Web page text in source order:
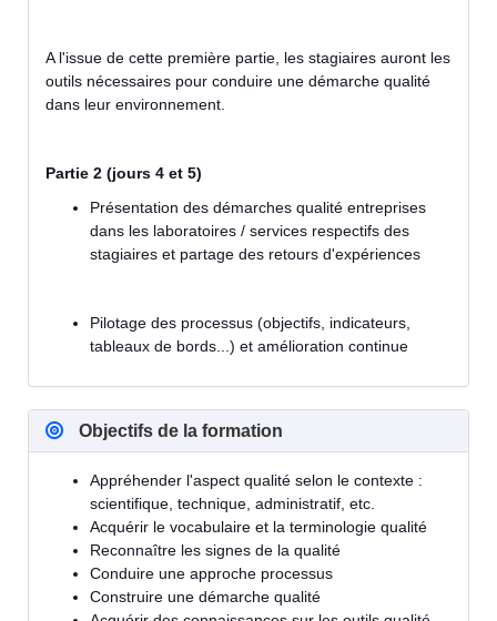
A l'issue de cette première partie, les stagiaires auront les
outils nécessaires pour conduire une démarche qualité
dans leur environnement.
Partie 2 (jours 4 et 5)
Présentation des démarches qualité entreprises
dans les laboratoires / services respectifs des
stagiaires et partage des retours d'expériences
Pilotage des processus (objectifs, indicateurs,
tableaux de bords...) et amélioration continue
Objectifs de la formation
Appréhender l'aspect qualité selon le contexte :
scientifique, technique, administratif, etc.
Acquérir le vocabulaire et la terminologie qualité
Reconnaître les signes de la qualité
Conduire une approche processus
Construire une démarche qualité